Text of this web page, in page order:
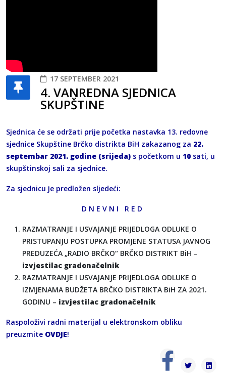
17 SEPTEMBER 2021
4. VANREDNА SJEDNICА
SKUPŠTINE
Sjednica će se održati prije početka nastavka 13. redovne
sjednice Skupštine Brčko distrikta BiH zakazanog za 22.
septembar 2021. godine (srijeda) s početkom u 10 sati, u
skupštinskoj sali za sjednice.
Za sjednicu је predlоžen sljedeći:
D N E V N I R E D
RAZMATRANJE I USVAJANJE PRIJEDLOGA ODLUKE O
PRISTUPANJU POSTUPKA PROMJENE STATUSA JAVNOG
PREDUZEĆA „RADIO BRČKO“ BRČKO DISTRIKT BiH –
izvjestilac gradonačelnik
RAZMATRANJE I USVAJANJE PRIJEDLOGA ODLUKE O
IZMJENAMA BUDŽETA BRČKO DISTRIKTA BiH ZA 2021.
GODINU – izvjestilac gradonačelnik
Raspoloživi radni materijal u elektronskom obliku
preuzmite OVDJE!